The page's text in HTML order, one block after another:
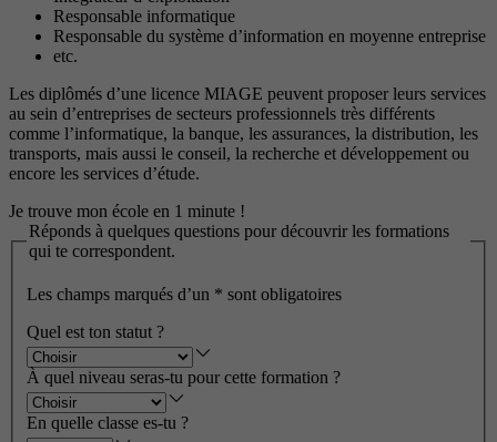
Responsable informatique
Responsable du système d’information en moyenne entreprise
etc.
Les diplômés d’une licence MIAGE peuvent proposer leurs services
au sein d’entreprises de secteurs professionnels très différents
comme l’informatique, la banque, les assurances, la distribution, les
transports, mais aussi le conseil, la recherche et développement ou
encore les services d’étude.
Je trouve mon école en 1 minute !
Réponds à quelques questions pour découvrir les formations
qui te correspondent.
Les champs marqués d’un * sont obligatoires
Quel est ton statut ?
À quel niveau seras-tu pour cette formation ?
En quelle classe es-tu ?